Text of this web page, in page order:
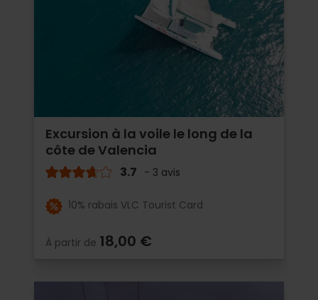
Excursion à la voile le long de la
côte de Valencia
3.7 - 3 avis
10% rabais VLC Tourist Card
À partir de 18,00 €